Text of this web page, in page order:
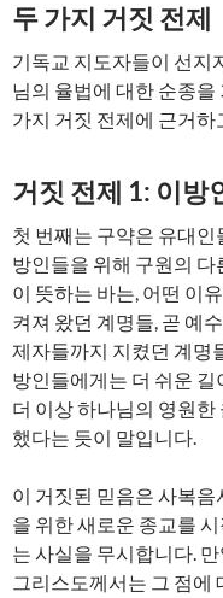
두 가지 거짓 전제
기독교 지도자들이 선지
님의 율법에 대한 순종
가지 거짓 전제에 근거하
거짓 전제 1: 이방
첫 번째는 구약은 유대
방인들을 위해 구원의
이 뜻하는 바는, 어떤 이
켜져 왔던 계명들, 곧 예
제자들까지 지켰던 계명
방인들에게는 더 쉬운
더 이상 하나님의 영원
했다는 듯이 말입니다.
이 거짓된 믿음은 사복
을 위한 새로운 종교를
는 사실을 무시합니다.
그리스도께서는 그 점에